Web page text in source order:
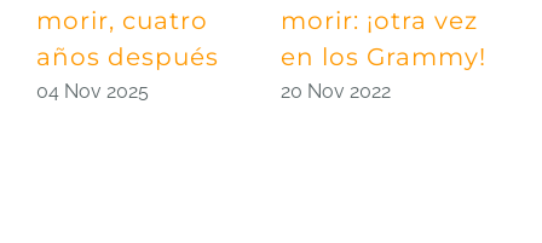
morir, cuatro
años después
04 Nov 2025
morir: ¡otra vez
en los Grammy!
20 Nov 2022